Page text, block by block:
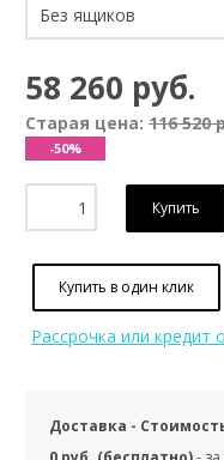
58 260 руб.
Старая цена: 116 520
-50%
Купить
Купить в один клик
Рассрочка или кредит
Доставка -